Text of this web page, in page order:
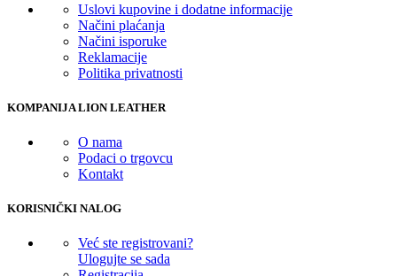
Uslovi kupovine i dodatne informacije
Načini plaćanja
Načini isporuke
Reklamacije
Politika privatnosti
KOMPANIJA LION LEATHER
O nama
Podaci o trgovcu
Kontakt
KORISNIČKI NALOG
Već ste registrovani?
Ulogujte se sada